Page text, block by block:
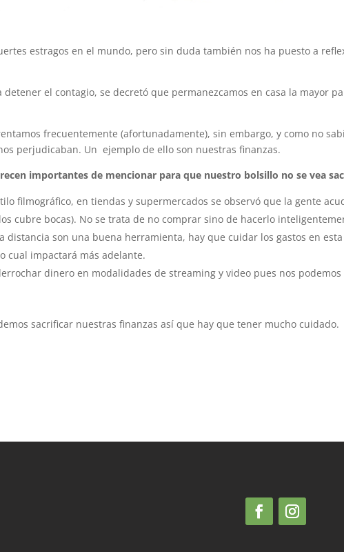
estragos en el mundo, pero sin duda también nos ha puesto a
el contagio, se decretó que permanezcamos en casa la mayor
frecuentemente (afortunadamente), sin embargo, y como no
perjudicaban. Un ejemplo de ello son nuestras finanzas.
importantes de mencionar para que nuestro bolsillo no se vea
filmográfico, en tiendas y supermercados se observó que la gente
cubre bocas). No se trata de no comprar sino de hacerlo
distancia son una buena herramienta, hay que cuidar los gastos en
cual impactará más adelante.
dinero en modalidades de streaming y video pues nos
sacrificar nuestras finanzas así que hay que tener mucho cuidado.